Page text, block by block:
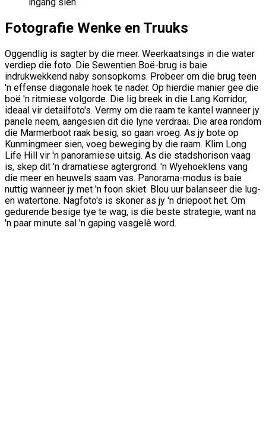
Fotografie Wenke en Truuks
Oggendlig is sagter by die meer. Weerkaatsings in die water
verdiep die foto. Die Sewentien Boë-brug is baie
indrukwekkend naby sonsopkoms. Probeer om die brug teen
'n effense diagonale hoek te nader. Op hierdie manier gee die
boë 'n ritmiese volgorde. Die lig breek in die Lang Korridor,
ideaal vir detailfoto's. Vermy om die raam te kantel wanneer jy
panele neem, aangesien dit die lyne verdraai. Die area rondom
die Marmerboot raak besig, so gaan vroeg. As jy bote op
Kunmingmeer sien, voeg beweging by die raam. Klim Long
Life Hill vir 'n panoramiese uitsig. As die stadshorison vaag
is, skep dit 'n dramatiese agtergrond. 'n Wyehoeklens vang
die meer en heuwels saam vas. Panorama-modus is baie
nuttig wanneer jy met 'n foon skiet. Blou uur balanseer die lug-
en watertone. Nagfoto's is skoner as jy 'n driepoot het. Om
gedurende besige tye te wag, is die beste strategie, want na
'n paar minute sal 'n gaping vasgelê word.